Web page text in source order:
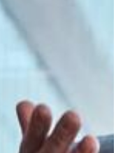
רשלנות רפואית
פשיטת רגל